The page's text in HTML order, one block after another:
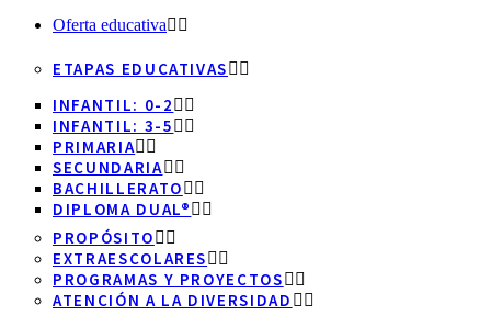
Oferta educativa
ETAPAS EDUCATIVAS
INFANTIL: 0-2
INFANTIL: 3-5
PRIMARIA
SECUNDARIA
BACHILLERATO
DIPLOMA DUAL®
PROPÓSITO
EXTRAESCOLARES
PROGRAMAS Y PROYECTOS
ATENCIÓN A LA DIVERSIDAD